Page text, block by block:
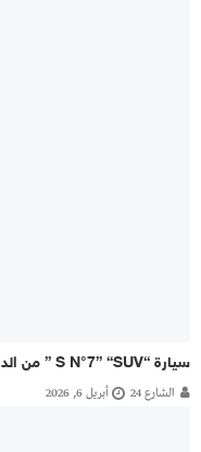
سيارة “S N°7” “SUV ” من الدرجة الأولى صناعة اوربية متكاملة
الشارع 24 أبريل 6, 2026